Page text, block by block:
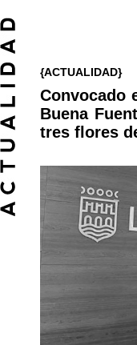
{ACTUALIDAD}
Convocado
Buena
tres flores